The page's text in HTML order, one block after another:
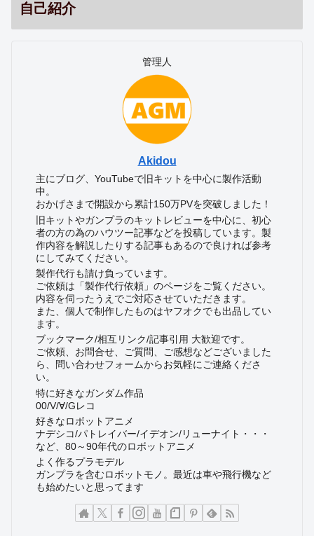
自己紹介
管理人
Akidou
主にブログ、YouTubeで旧キットを中心に製作活動
中。
おかげさまで開設から累計150万PVを突破しました！
旧キットやガンプラのキットレビューを中心に、初心
者の方の為のハウツー記事などを投稿しています。製
作内容を解説したりする記事もあるので良ければ参考
にしてみてください。
製作代行も請け負っています。
ご依頼は「製作代行依頼」のページをご覧ください。
内容を伺ったうえでご対応させていただきます。
また、個人で制作したものはヤフオクでも出品してい
ます。
ブックマーク/相互リンク/記事引用 大歓迎です。
ご依頼、お問合せ、ご質問、ご感想などございました
ら、問い合わせフォームからお気軽にご連絡くださ
い。
特に好きなガンダム作品
00/V/∀/Gレコ
好きなロボットアニメ
ナデシコ/パトレイバー/イデオン/リューナイト・・・
など、80～90年代のロボットアニメ
よく作るプラモデル
ガンプラを含むロボットモノ。最近は車や飛行機など
も始めたいと思ってます